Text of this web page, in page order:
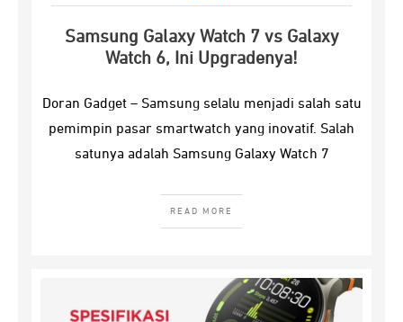
Samsung Galaxy Watch 7 vs Galaxy
Watch 6, Ini Upgradenya!
Doran Gadget – Samsung selalu menjadi salah satu
pemimpin pasar smartwatch yang inovatif. Salah
satunya adalah Samsung Galaxy Watch 7
READ MORE